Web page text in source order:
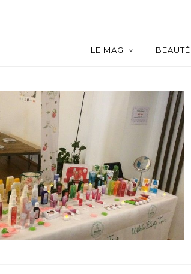
LE MAG BEAUTÉ